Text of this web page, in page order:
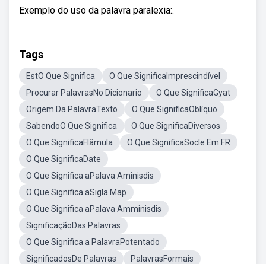
Exemplo do uso da palavra paralexia:.
Tags
EstO Que Significa
O Que SignificaImprescindível
Procurar PalavrasNo Dicionario
O Que SignificaGyat
Origem Da PalavraTexto
O Que SignificaOblíquo
SabendoO Que Significa
O Que SignificaDiversos
O Que SignificaFlâmula
O Que SignificaSocle Em FR
O Que SignificaDate
O Que Significa aPalava Aminisdis
O Que Significa aSigla Map
O Que Significa aPalava Amminisdis
SignificaçãoDas Palavras
O Que Significa a PalavraPotentado
SignificadosDe Palavras
PalavrasFormais